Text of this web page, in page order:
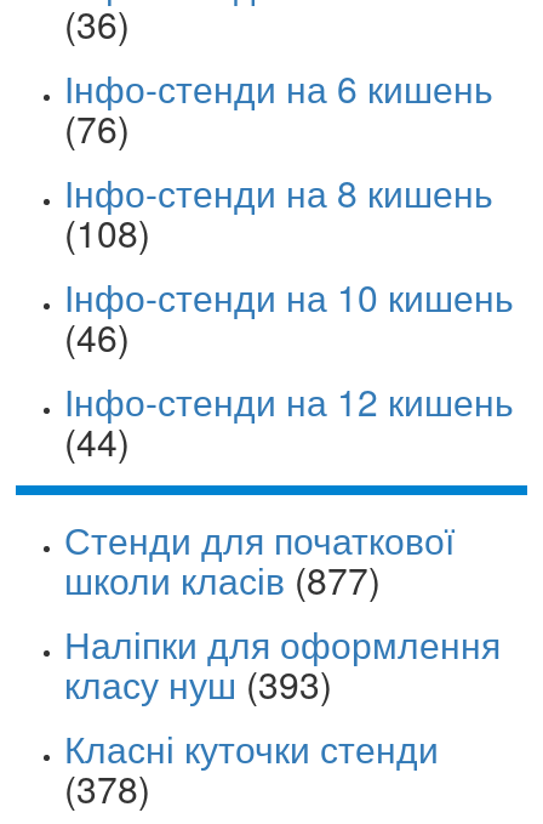
(36)
Інфо-стенди на 6 кишень
(76)
Інфо-стенди на 8 кишень
(108)
Інфо-стенди на 10 кишень
(46)
Інфо-стенди на 12 кишень
(44)
Стенди для початкової
школи класів (877)
Наліпки для оформлення
класу нуш (393)
Класні куточки стенди
(378)